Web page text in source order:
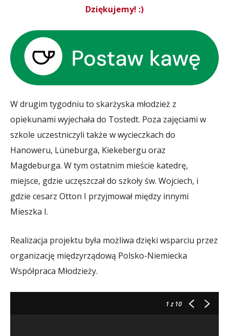
Dziękujemy! :)
W drugim tygodniu to skarżyska młodzież z
opiekunami wyjechała do Tostedt. Poza zajęciami w
szkole uczestniczyli także w wycieczkach do
Hanoweru, Lüneburga, Kiekebergu oraz
Magdeburga. W tym ostatnim mieście katedrę,
miejsce, gdzie uczęszczał do szkoły św. Wojciech, i
gdzie cesarz Otton I przyjmował między innymi
Mieszka I.
Realizacja projektu była możliwa dzięki wsparciu przez
organizację międzyrządową Polsko-Niemiecka
Współpraca Młodzieży.
1z 10